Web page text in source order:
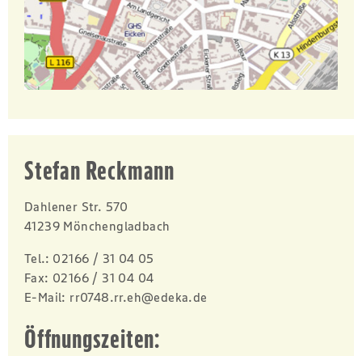
Stefan Reckmann
Dahlener Str. 570
41239 Mönchengladbach
Tel.: 02166 / 31 04 05
Fax: 02166 / 31 04 04
E-Mail: rr0748.rr.eh@edeka.de
Öffnungszeiten: